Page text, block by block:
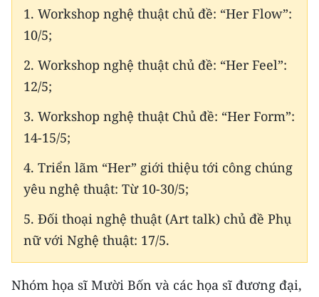
Media Văn hóa
Media Xã hội
Media Pháp luật
Media Du lịch
Media Thế giới
Media Thể thao
Media Giáo dục
Media Y tế
Media Khoa học - Công nghệ
1. Workshop nghệ thuật chủ đề: “Her Flow”:
10/5;
2. Workshop nghệ thuật chủ đề: “Her Feel”:
12/5;
3. Workshop nghệ thuật Chủ đề: “Her Form”:
14-15/5;
4. Triển lãm “Her” giới thiệu tới công chúng
yêu nghệ thuật: Từ 10-30/5;
5. Đối thoại nghệ thuật (Art talk) chủ đề Phụ
nữ với Nghệ thuật: 17/5.
Nhóm họa sĩ Mười Bốn và các họa sĩ đương đại,